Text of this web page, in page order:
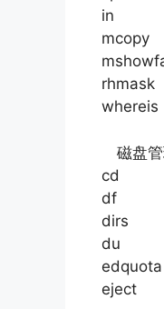
in
mcopy
rhmask
whereis
磁盘管
cd
df
dirs
du
edquota
eject